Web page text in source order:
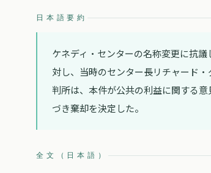
日本語要約
ケネディ・センターの名称変更に抗
対し、当時のセンター長リチャード
判所は、本件が公共の利益に関する
づき棄却を決定した。
全文（日本語）